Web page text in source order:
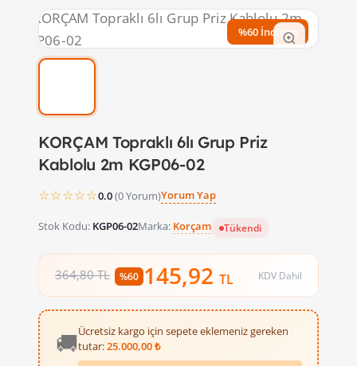
%60 İndirim
KORÇAM Topraklı 6lı Grup Priz
Kablolu 2m KGP06-02
☆☆☆☆☆0.0(0 Yorum)Yorum Yap
Stok Kodu: KGP06-02Marka: Korçam Tükendi
364,80 TL %60 145,92 TL KDV Dahil
🚚Ücretsiz kargo için sepete eklemeniz gereken
tutar:25.000,00 ₺